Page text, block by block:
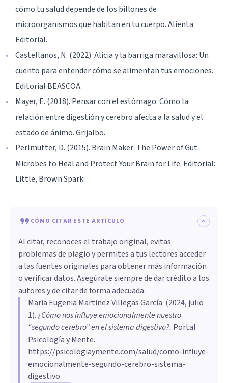
cómo tu salud depende de los billones de
microorganismos que habitan en tu cuerpo. Alienta
Editorial.
Castellanos, N. (2022). Alicia y la barriga maravillosa: Un
cuento para entender cómo se alimentan tus emociones.
Editorial BEASCOA.
Mayer, E. (2018). Pensar con el estómago: Cómo la
relación entre digestión y cerebro afecta a la salud y el
estado de ánimo. Grijalbo.
Perlmutter, D. (2015). Brain Maker: The Power of Gut
Microbes to Heal and Protect Your Brain for Life. Editorial:
Little, Brown Spark.
CÓMO CITAR ESTE ARTÍCULO
Al citar, reconoces el trabajo original, evitas
problemas de plagio y permites a tus lectores acceder
a las fuentes originales para obtener más información
o verificar datos. Asegúrate siempre de dar crédito a los
autores y de citar de forma adecuada.
Maria Eugenia Martinez Villegas García. (2024, julio
1).¿Cómo nos influye emocionalmente nuestro
“segundo cerebro” en el sistema digestivo?. Portal
Psicología y Mente.
https://psicologiaymente.com/salud/como-influye-
emocionalmente-segundo-cerebro-sistema-
digestivo